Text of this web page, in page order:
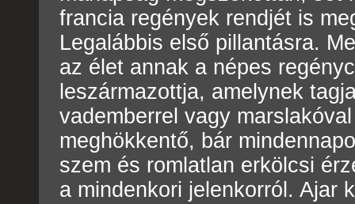
francia regények rendjét is
Legalábbis első pillantásra.
az élet annak a népes
leszármazottja, amelynek
vademberrel vagy
meghökkentő, bár
szem és romlatlan erkölcsi
a mindenkori jelenkorról. Ajar